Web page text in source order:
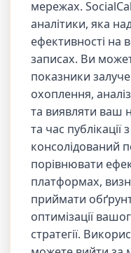
мережах.
аналітики, яка
ефективності на
записах. Ви
показники
охоплення,
та виявляти ваш
та час
консолідований
порівнювати
платформах,
приймати
оптимізації
стратегії.